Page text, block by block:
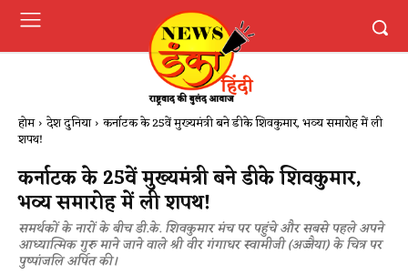
होम देश दुनिया कर्नाटक के 25वें मुख्यमंत्री बने डीके शिवकुमार, भव्य समारोह में ली
शपथ!
कर्नाटक के 25वें मुख्यमंत्री बने डीके शिवकुमार,
भव्य समारोह में ली शपथ!
समर्थकों के नारों के बीच डी.के. शिवकुमार मंच पर पहुंचे और सबसे पहले अपने
आध्यात्मिक गुरु माने जाने वाले श्री वीर गंगाधर स्वामीजी (अज्जैया) के चित्र पर
पुष्पांजलि अर्पित की।